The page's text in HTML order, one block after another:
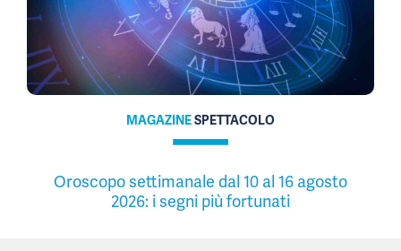
MAGAZINESPETTACOLO
Oroscopo settimanale dal 10 al 16 agosto
2026: i segni più fortunati